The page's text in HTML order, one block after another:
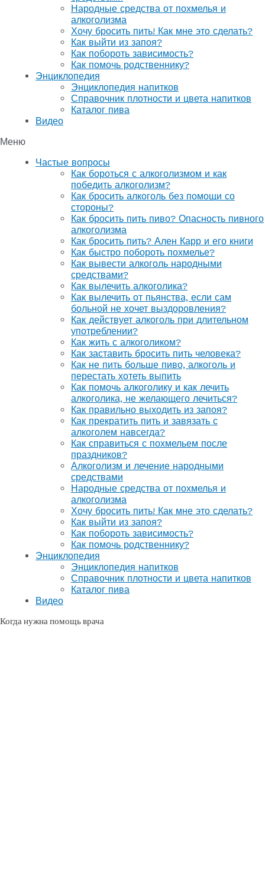
Народные средства от похмелья и
алкоголизма
Хочу бросить пить! Как мне это сделать?
Как выйти из запоя?
Как побороть зависимость?
Как помочь родственнику?
Энциклопедия
Энциклопедия напитков
Справочник плотности и цвета напитков
Каталог пива
Видео
Меню
Частые вопросы
Как бороться с алкоголизмом и как
победить алкоголизм?
Как бросить алкоголь без помощи со
стороны?
Как бросить пить пиво? Опасность пивного
алкоголизма
Как бросить пить? Ален Карр и его книги
Как быстро побороть похмелье?
Как вывести алкоголь народными
средствами?
Как вылечить алкоголика?
Как вылечить от пьянства, если сам
больной не хочет выздоровления?
Как действует алкоголь при длительном
употреблении?
Как жить с алкоголиком?
Как заставить бросить пить человека?
Как не пить больше пиво, алкоголь и
перестать хотеть выпить
Как помочь алкоголику и как лечить
алкоголика, не желающего лечиться?
Как правильно выходить из запоя?
Как прекратить пить и завязать с
алкоголем навсегда?
Как справиться с похмельем после
праздников?
Алкоголизм и лечение народными
средствами
Народные средства от похмелья и
алкоголизма
Хочу бросить пить! Как мне это сделать?
Как выйти из запоя?
Как побороть зависимость?
Как помочь родственнику?
Энциклопедия
Энциклопедия напитков
Справочник плотности и цвета напитков
Каталог пива
Видео
Когда нужна помощь врача